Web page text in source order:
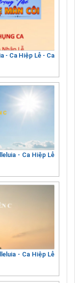
- Ca Hiệp Lễ - Ca
- Ca Hiệp Lễ
- Ca Hiệp Lễ